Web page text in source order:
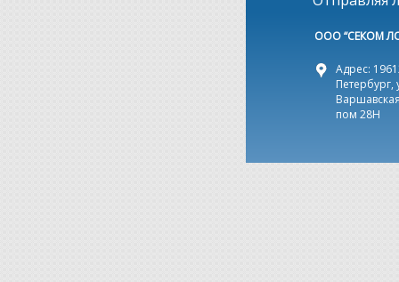
ООО “СЕКОМ
Адрес:
Петербург,
пом 28Н